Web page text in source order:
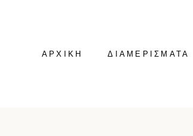
ΑΡΧΙΚΗ ΔΙΑΜΕΡΊΣΜΑΤΑ